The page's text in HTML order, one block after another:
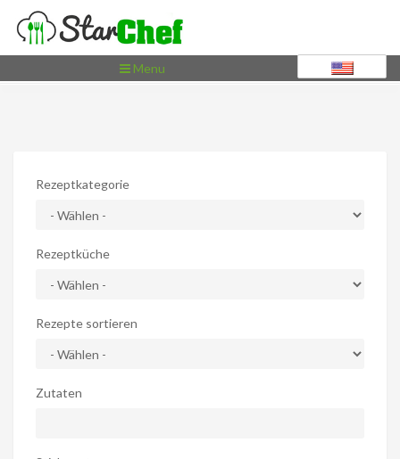
Toggle
navigation
Menu
Rezeptkategorie
Rezeptküche
Rezepte sortieren
Zutaten